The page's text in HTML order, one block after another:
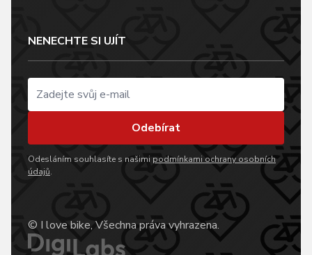
NENECHTE SI UJÍT
Odebírat
Odesláním souhlasíte s našimi podmínkami ochrany osobních
údajů.
© I love bike, Všechna práva vyhrazena.